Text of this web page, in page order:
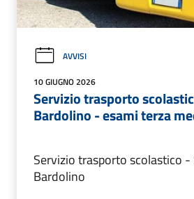
AVVISI
10 GIUGNO 2026
Servizio trasporto
Bardolino - esami terza
Servizio trasporto scolastico
Bardolino